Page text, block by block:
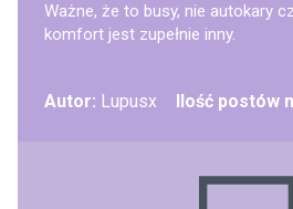
Ważne, że to busy, nie autokary
komfort jest zupełnie inny.
Autor: Lupusx Ilość postów